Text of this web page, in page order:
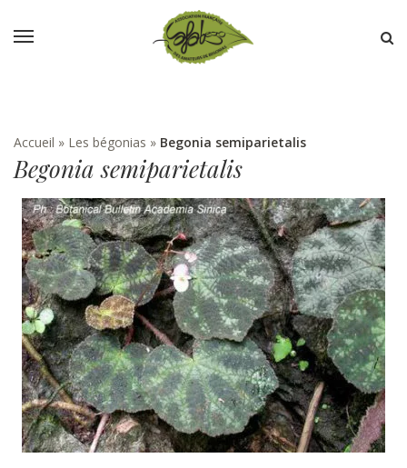
Accueil » Les bégonias » Begonia semiparietalis
Begonia semiparietalis